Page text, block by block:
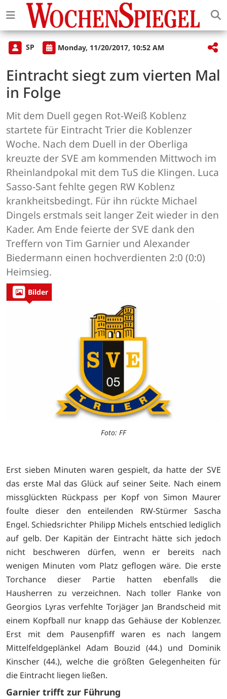
SP Monday, 11/20/2017, 10:52 AM
Eintracht siegt zum vierten Mal
in Folge
Mit dem Duell gegen Rot-Weiß Koblenz
startete für Eintracht Trier die Koblenzer
Woche. Nach dem Duell in der Oberliga
kreuzte der SVE am kommenden Mittwoch im
Rheinlandpokal mit dem TuS die Klingen. Luca
Sasso-Sant fehlte gegen RW Koblenz
krankheitsbedingt. Für ihn rückte Michael
Dingels erstmals seit langer Zeit wieder in den
Kader. Am Ende feierte der SVE dank den
Treffern von Tim Garnier und Alexander
Biedermann einen hochverdienten 2:0 (0:0)
Heimsieg.
Bilder
Foto: FF
Erst sieben Minuten waren gespielt, da hatte der SVE
das erste Mal das Glück auf seiner Seite. Nach einem
missglückten Rückpass per Kopf von Simon Maurer
foulte dieser den enteilenden RW-Stürmer Sascha
Engel. Schiedsrichter Philipp Michels entschied lediglich
auf gelb. Der Kapitän der Eintracht hätte sich jedoch
nicht beschweren dürfen, wenn er bereits nach
wenigen Minuten vom Platz geflogen wäre. Die erste
Torchance dieser Partie hatten ebenfalls die
Hausherren zu verzeichnen. Nach toller Flanke von
Georgios Lyras verfehlte Torjäger Jan Brandscheid mit
einem Kopfball nur knapp das Gehäuse der Koblenzer.
Erst mit dem Pausenpfiff waren es nach langem
Mittelfeldgeplänkel Adam Bouzid (44.) und Dominik
Kinscher (44.), welche die größten Gelegenheiten für
die Eintracht liegen ließen.
Garnier trifft zur Führung